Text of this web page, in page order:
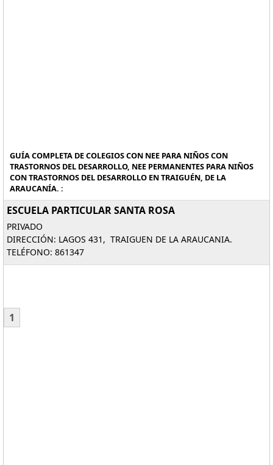
GUÍA COMPLETA DE COLEGIOS CON NEE PARA NIÑOS CON
TRASTORNOS DEL DESARROLLO, NEE PERMANENTES PARA NIÑOS
CON TRASTORNOS DEL DESARROLLO EN TRAIGUÉN, DE LA
ARAUCANÍA. :
ESCUELA PARTICULAR SANTA ROSA
PRIVADO
DIRECCIÓN: LAGOS 431, TRAIGUEN DE LA ARAUCANIA.
TELÉFONO: 861347
1